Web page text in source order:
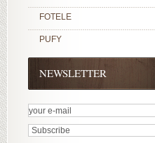
FOTELE
PUFY
NEWSLETTER